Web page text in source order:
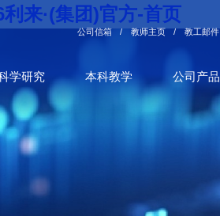
来·(集团)官方-首页
公司信箱 / 教师主页 / 教工邮件
学研究 本科教学 公司产品